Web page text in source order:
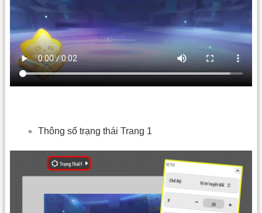
Thông số trạng thái Trang 1